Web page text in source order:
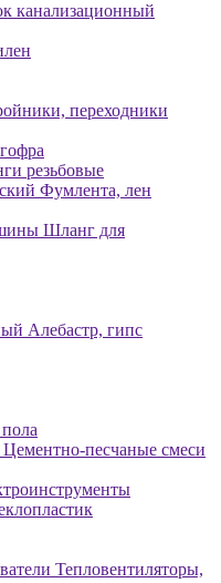
канализационный
переходники
резьбовые
Фумлента, лен
Шланг для
Алебастр, гипс
Цементно-песчаные смеси
Тепловентиляторы,